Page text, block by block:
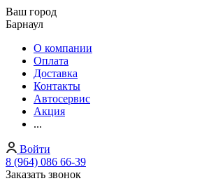
Ваш город
Барнаул
О компании
Оплата
Доставка
Контакты
Автосервис
Акция
...
Войти
8 (964) 086 66-39
Заказать звонок